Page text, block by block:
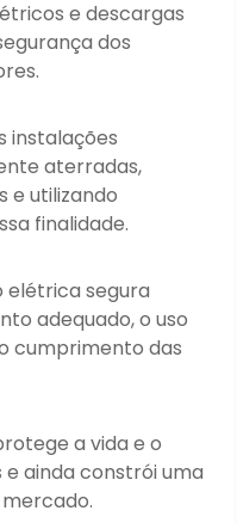
e descargas
dos
instalações
aterradas,
e utilizando
finalidade.
elétrica segura
adequado, o uso
cumprimento das
a vida e o
ainda constrói uma